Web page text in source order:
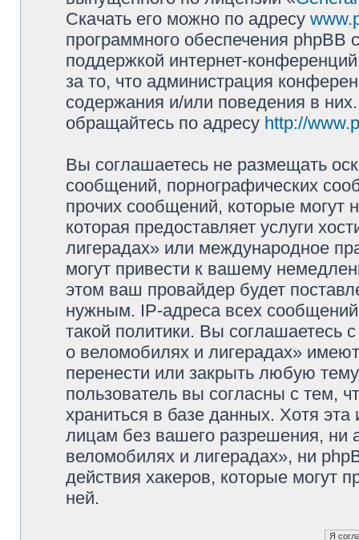
Скачать его можно по адресу
программного обеспечения phpBB
поддержкой интернет-
за то, что администрация
содержания и/или поведения в
обращайтесь по адресу http://
Вы соглашаетесь не размещать
сообщений, порнографических
прочих сообщений, которые могут
которая предоставляет услуги
лигерадах» или международное
могут привести к вашему
этом ваш провайдер будет
нужным. IP-адреса всех
такой политики. Вы
о веломобилях и лигерадах»
перенести или закрыть любую
пользователь вы согласны с тем,
храниться в базе данных. Хотя
лицам без вашего разрешения, ни
веломобилях и лигерадах», ни
действия хакеров, которые могут
ней.